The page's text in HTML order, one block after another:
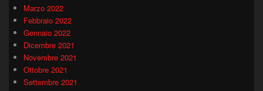
Marzo 2022
Febbraio 2022
Gennaio 2022
Dicembre 2021
Novembre 2021
Ottobre 2021
Settembre 2021